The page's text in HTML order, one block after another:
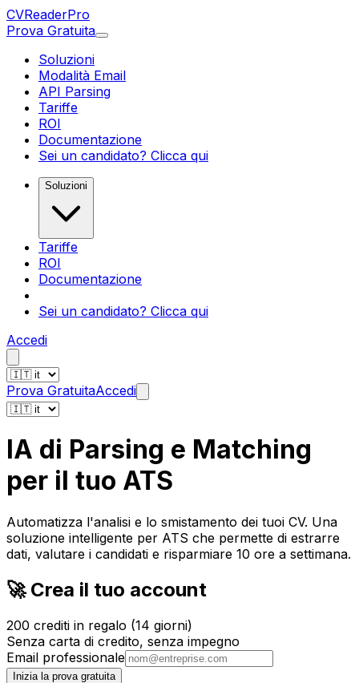
CVReaderPro
Prova Gratuita
Soluzioni
Modalità Email
API Parsing
Tariffe
ROI
Documentazione
Sei un candidato? Clicca qui
Soluzioni
Tariffe
ROI
Documentazione
Sei un candidato? Clicca qui
Accedi
Prova GratuitaAccedi
IA di Parsing e Matching
per il tuo ATS
Automatizza l'analisi e lo smistamento dei tuoi CV. Una
soluzione intelligente per ATS che permette di estrarre
dati, valutare i candidati e risparmiare 10 ore a settimana.
🚀 Crea il tuo account
200 crediti in regalo (14 giorni)
Senza carta di credito, senza impegno
Email professionale
Inizia la prova gratuita